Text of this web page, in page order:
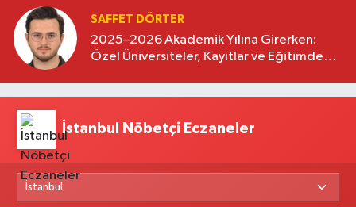
SAFFET DÖRTER
2025–2026 Akademik Yılına Girerken:
Özel Üniversiteler, Kayıtlar ve Eğitimde
İstanbul Nöbetçi Eczaneler